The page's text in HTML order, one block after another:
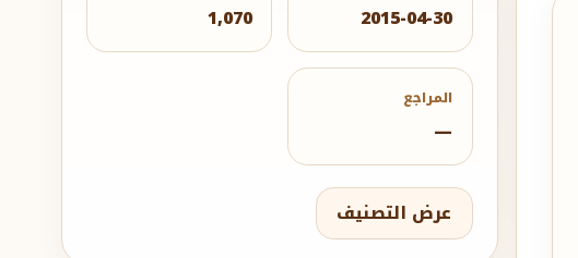
2015-04-30
1,070
المراجع
—
عرض التصنيف